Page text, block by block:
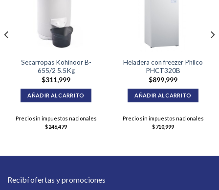
Secarropas Kohinoor B-
655/2 5.5Kg
$311,999
AÑADIR AL CARRITO
Precio sin impuestos nacionales
$246,479
Heladera con freezer Philco
PHCT320B
$899,999
AÑADIR AL CARRITO
Precio sin impuestos nacionales
$710,999
Recibí ofertas y promociones